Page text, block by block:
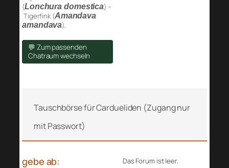
(Lonchura domestica) –
Tigerfink (Amandava
amandava),
💬 Zum passenden
Chatraum wechseln
Tauschbörse für Cardueliden (Zugang nur
mit Passwort)
gebe ab: Das Forum ist leer.